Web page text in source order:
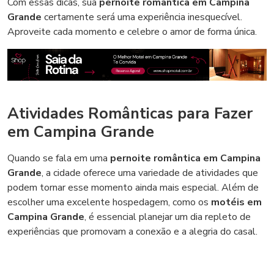
Grande certamente será uma experiência inesquecível.
Aproveite cada momento e celebre o amor de forma única.
Atividades Românticas para Fazer
em Campina Grande
Quando se fala em uma pernoite romântica em Campina
Grande, a cidade oferece uma variedade de atividades que
podem tornar esse momento ainda mais especial. Além de
escolher uma excelente hospedagem, como os motéis em
Campina Grande, é essencial planejar um dia repleto de
experiências que promovam a conexão e a alegria do casal.